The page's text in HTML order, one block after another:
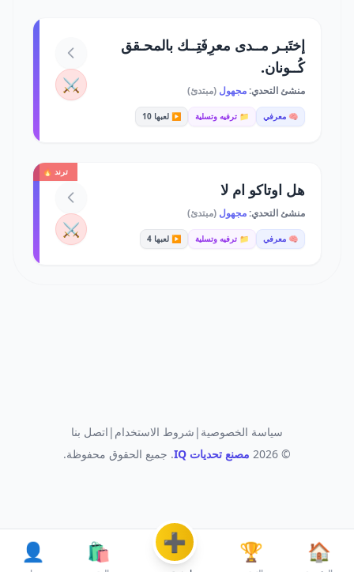
إختَبـر مــدى معرِفَتِــك بالمحـقق
كُــونان.
منشئ التحدي:مجهول (مبتدئ)
🧠 معرفي 📁 ترفيه وتسلية ▶️ لعبها 10
⚔️
ترند 🔥
هل اوتاكو ام لا
منشئ التحدي:مجهول (مبتدئ)
🧠 معرفي 📁 ترفيه وتسلية ▶️ لعبها 4 ⚔️
🏠
🏆
➕
🛍️
👤
سياسة الخصوصية | شروط الاستخدام | اتصل بنا
© 2026
مصنع تحديات IQ . جميع الحقوق محفوظة.